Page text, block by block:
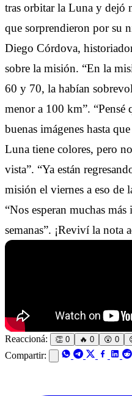
tras orbitar la Luna y dejó
que sorprendieron por su
Diego Córdova,
sobre la misión. “En la
60 y 70, la habían
menor a 100 km”. “Pensé
buenas imágenes hasta
Luna tiene colores, pero
vista”. “Ya están
misión el viernes a eso de
“Nos esperan muchas
semanas”. ¡Reviví la nota
Reaccioná: 👏 0 🔥 0 😲 0
Compartir: